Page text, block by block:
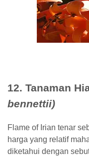
12. Tanaman
bennettii)
Flame of Irian tenar
harga yang relatif
diketahui dengan